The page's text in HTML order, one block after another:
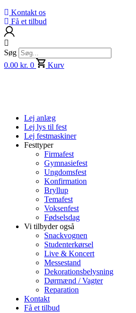
Kontakt os
Få et tilbud
Søg
0.00 kr. 0 Kurv
Lej anlæg
Lej lys til fest
Lej festmaskiner
Festtyper
Firmafest
Gymnasiefest
Ungdomsfest
Konfirmation
Bryllup
Temafest
Voksenfest
Fødselsdag
Vi tilbyder også
Snackvognen
Studenterkørsel
Live & Koncert
Messestand
Dekorationsbelysning
Dørmænd / Vagter
Reparation
Kontakt
Få et tilbud